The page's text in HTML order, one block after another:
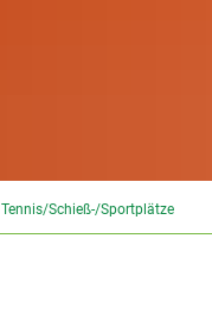
Tennis/Schieß-/Sportplätze